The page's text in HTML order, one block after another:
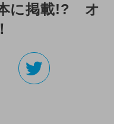
に掲載!? オ